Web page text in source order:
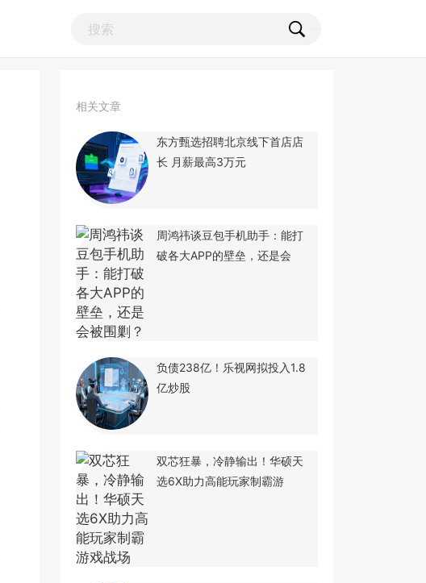
相关文章
东方甄选招聘北京线下首店店
长 月薪最高3万元
周鸿祎谈豆包手机助手：能打
破各大APP的壁垒，还是会
负债238亿！乐视网拟投入1.8
亿炒股
双芯狂暴，冷静输出！华硕天
选6X助力高能玩家制霸游